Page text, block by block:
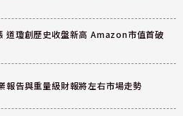
道瓊創歷史收盤新高 Amazon市值首破
報告與重量級財報將左右市場走勢